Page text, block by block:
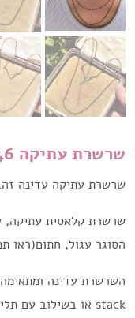
שרשרת עתיקה 46 ס"מ
שרשרת עתיקה עדינה זהב 9 קאראט אדום באורך
שרשרת קלאסית עתיקה,
הסוגר עגול, חתום(ראו
השרשרת עדינה
stack או בשילוב עם תליון/צ'ארם